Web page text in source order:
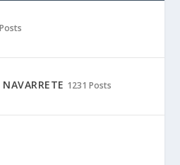
1231 Posts